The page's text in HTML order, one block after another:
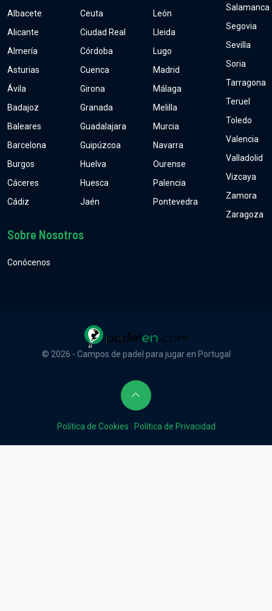
Albacete
Alicante
Almería
Asturias
Ávila
Badajoz
Baleares
Barcelona
Burgos
Cáceres
Cádiz
Ceuta
Ciudad Real
Córdoba
Cuenca
Girona
Granada
Guadalajara
Guipúzcoa
Huelva
Huesca
Jaén
León
Lleida
Lugo
Madrid
Málaga
Melilla
Murcia
Navarra
Ourense
Palencia
Pontevedra
Salamanca
Segovia
Sevilla
Soria
Tarragona
Teruel
Toledo
Valencia
Valladolid
Vizcaya
Zamora
Zaragoza
Sobre Nosotros
Conócenos
© 2026 - Campos de padel para jugar en Portugal
Política de Cookies Política de Privacidad